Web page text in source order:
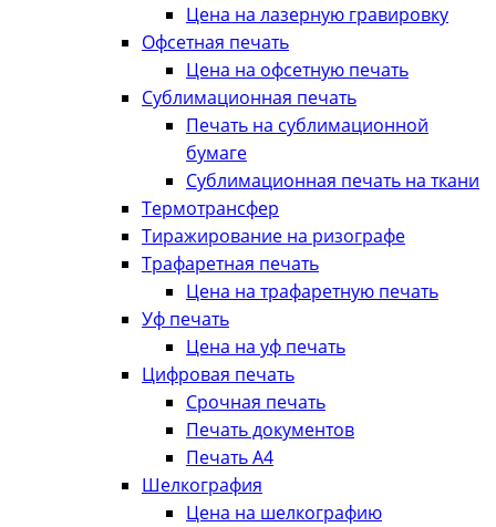
Цена на лазерную гравировку
Офсетная печать
Цена на офсетную печать
Сублимационная печать
Печать на сублимационной
бумаге
Сублимационная печать на ткани
Термотрансфер
Тиражирование на ризографе
Трафаретная печать
Цена на трафаретную печать
Уф печать
Цена на уф печать
Цифровая печать
Срочная печать
Печать документов
Печать А4
Шелкография
Цена на шелкографию